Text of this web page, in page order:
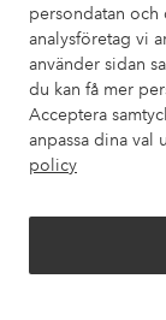
persondatan och
analysföretag vi
använder sidan
du kan få mer
Acceptera
anpassa dina val
policy
Mina sidor
Om Ellos
Villkor